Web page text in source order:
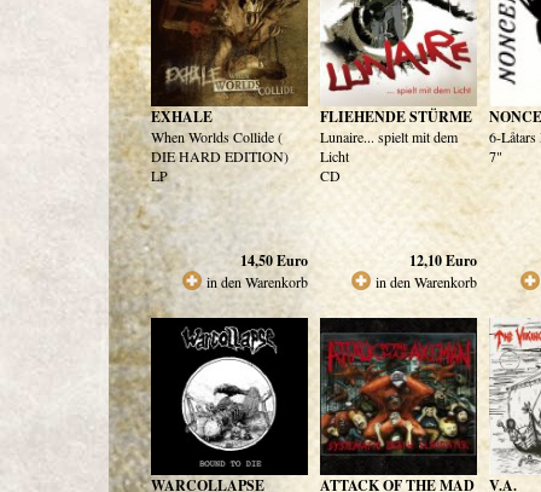
EXHALE
When Worlds Collide (
DIE HARD EDITION)
LP
14,50Euro
in den Warenkorb
FLIEHENDE STÜRME
Lunaire... spielt mit dem
Licht
CD
12,10Euro
in den Warenkorb
6-Låtars
7"
WARCOLLAPSE
ATTACK OF THE MAD
V.A.